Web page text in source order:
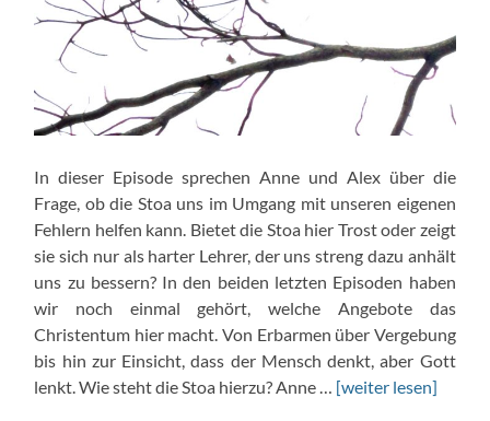
In dieser Episode sprechen Anne und Alex über die
Frage, ob die Stoa uns im Umgang mit unseren eigenen
Fehlern helfen kann. Bietet die Stoa hier Trost oder zeigt
sie sich nur als harter Lehrer, der uns streng dazu anhält
uns zu bessern? In den beiden letzten Episoden haben
wir noch einmal gehört, welche Angebote das
Christentum hier macht. Von Erbarmen über Vergebung
bis hin zur Einsicht, dass der Mensch denkt, aber Gott
lenkt. Wie steht die Stoa hierzu? Anne … [weiter lesen]